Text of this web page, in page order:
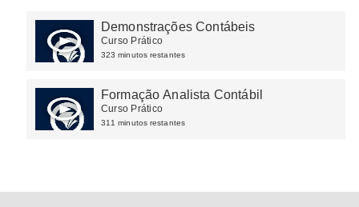
Demonstrações Contábeis
Curso Prático
323 minutos restantes
Formação Analista Contábil
Curso Prático
311 minutos restantes